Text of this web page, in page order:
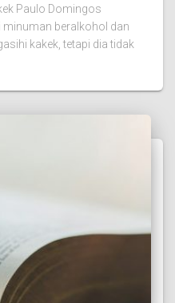
Paulo Domingos
beralkohol dan
kakek, tetapi dia tidak